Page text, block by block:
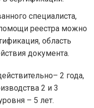
специалиста,
реестра можно
область
документа.
2 года,
2 и 3
– 5 лет.